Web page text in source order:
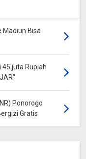
Madiun Bisa
45 juta Rupiah
Ponorogo
Gratis